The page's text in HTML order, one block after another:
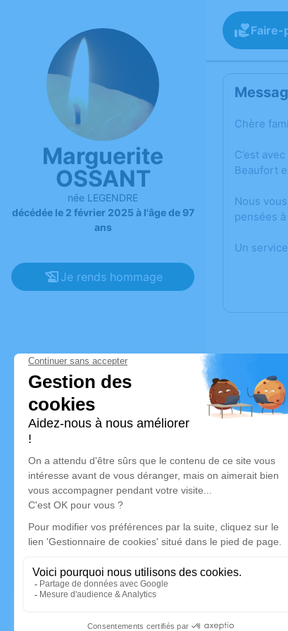
Marguerite
OSSANT
née LEGENDRE
décédée le 2 février 2025 à l'âge de 97
ans
Je rends hommage
Faire-
Chère
C’est
Beaufort
Nous
pensées
Un
Activez
Je